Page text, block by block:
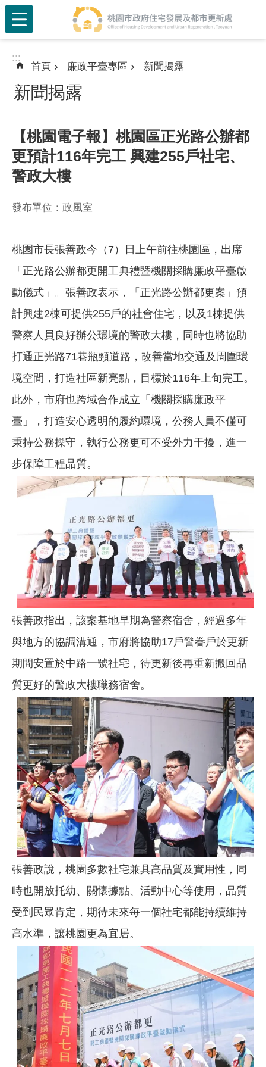
跳到主要內容區塊
:::
:::
首頁 廉政平臺專區 新聞揭露
新聞揭露
【桃園電子報】桃園區正光路公辦都
更預計116年完工 興建255戶社宅、
警政大樓
發布單位：政風室
桃園市長張善政今（7）日上午前往桃園區，出席
「正光路公辦都更開工典禮暨機關採購廉政平臺啟
動儀式」。張善政表示，「正光路公辦都更案」預
計興建2棟可提供255戶的社會住宅，以及1棟提供
警察人員良好辦公環境的警政大樓，同時也將協助
打通正光路71巷瓶頸道路，改善當地交通及周圍環
境空間，打造社區新亮點，目標於116年上旬完工。
此外，市府也跨域合作成立「機關採購廉政平
臺」，打造安心透明的履約環境，公務人員不僅可
秉持公務操守，執行公務更可不受外力干擾，進一
步保障工程品質。
張善政指出，該案基地早期為警察宿舍，經過多年
與地方的協調溝通，市府將協助17戶警眷戶於更新
期間安置於中路一號社宅，待更新後再重新搬回品
質更好的警政大樓職務宿舍。
張善政說，桃園多數社宅兼具高品質及實用性，同
時也開放托幼、關懷據點、活動中心等使用，品質
受到民眾肯定，期待未來每一個社宅都能持續維持
高水準，讓桃園更為宜居。